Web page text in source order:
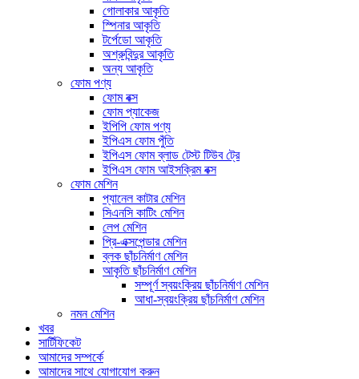
গোলাকার আকৃতি
স্পিনার আকৃতি
টর্পেডো আকৃতি
অশ্রুবিন্দুর আকৃতি
অন্য আকৃতি
ফোম পণ্য
ফোম বক্স
ফোম প্যাকেজ
ইপিপি ফোম পণ্য
ইপিএস ফোম পুঁতি
ইপিএস ফোম ব্লাড টেস্ট টিউব ট্রে
ইপিএস ফোম আইসক্রিম বক্স
ফোম মেশিন
প্যানেল কাটার মেশিন
সিএনসি কাটিং মেশিন
লেপ মেশিন
প্রি-এক্সপেন্ডার মেশিন
ব্লক ছাঁচনির্মাণ মেশিন
আকৃতি ছাঁচনির্মাণ মেশিন
সম্পূর্ণ স্বয়ংক্রিয় ছাঁচনির্মাণ মেশিন
আধা-স্বয়ংক্রিয় ছাঁচনির্মাণ মেশিন
নমন মেশিন
খবর
সার্টিফিকেট
আমাদের সম্পর্কে
আমাদের সাথে যোগাযোগ করুন